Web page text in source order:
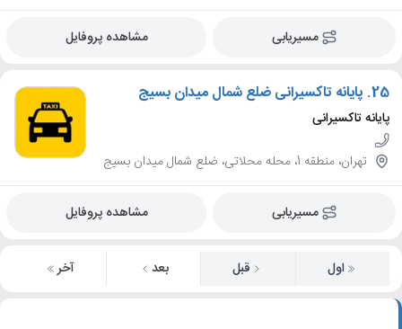
مسیریابی مشاهده پروفایل
25. پایانه تاکسیرانی ضلع شمال میدان بسیج
پایانه تاکسیرانی
تهران، منطقه 1، محله محلاتی، ضلع شمال میدان بسیج
مسیریابی مشاهده پروفایل
اول قبل بعد آخر